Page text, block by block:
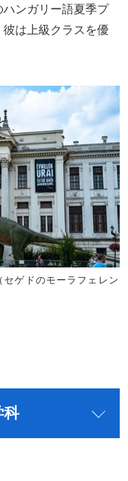
ンガリー語夏季プ
は上級クラスを優
ゲドのモーラフェレン
科